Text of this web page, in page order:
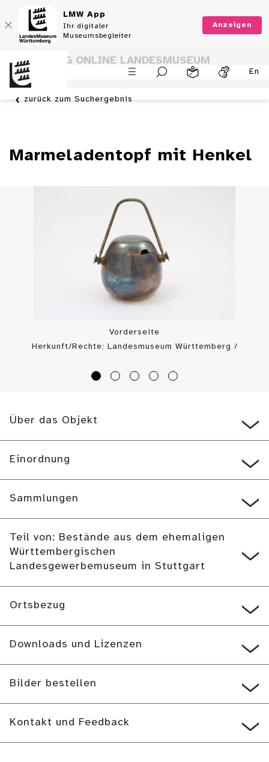
LMW App
Ihr digitaler
Museumsbegleiter
Anzeigen
En
SAMMLUNG ONLINE LANDESMUSEUM
WÜRTTEMBERG
zurück zum Suchergebnis
Marmeladentopf mit Henkel
Vorderseite
Herkunft/Rechte: Landesmuseum Württemberg /
Über das Objekt
Einordnung
Sammlungen
Teil von: Bestände aus dem ehemaligen
Württembergischen
Landesgewerbemuseum in Stuttgart
Ortsbezug
Downloads und Lizenzen
Bilder bestellen
Kontakt und Feedback